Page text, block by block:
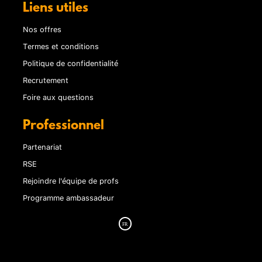
Liens utiles
Nos offres
Termes et conditions
Politique de confidentialité
Recrutement
Foire aux questions
Professionnel
Partenariat
RSE
Rejoindre l'équipe de profs
Programme ambassadeur